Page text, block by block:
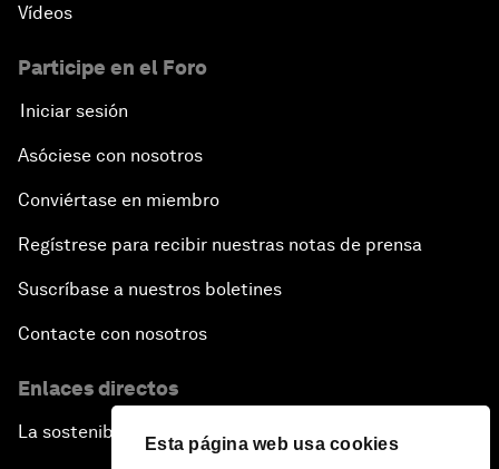
Esta página web usa cookies
Vídeos
Participe en el Foro
Iniciar sesión
Asóciese con nosotros
Conviértase en miembro
Regístrese para recibir nuestras notas de prensa
Suscríbase a nuestros boletines
Contacte con nosotros
Enlaces directos
La sostenibilidad en el Foro